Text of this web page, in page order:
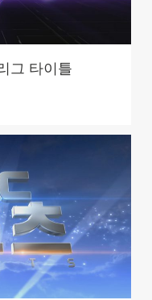
그 타이틀